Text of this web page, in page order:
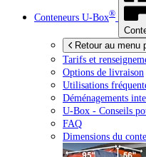
Conteneurs U-Box®
Retour au menu
Tarifs et
Options de livraison
Utilisations
Déménagements
U-Box - Conseils
FAQ
Dimensions du